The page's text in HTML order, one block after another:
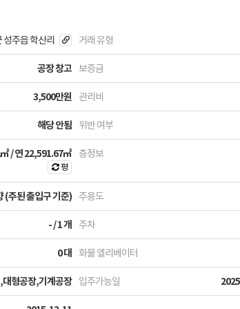
성주읍 학산리 거래 유형
공장 창고 보증금
3,500만원 관리비
해당 안됨 위반 여부
/ 연22,591.67㎡
평
층정보
(주된 출입구 기준) 주용도
- / 1 개 주차
0 대 화물 엘리베이터
형공장,기계공장 입주가능일